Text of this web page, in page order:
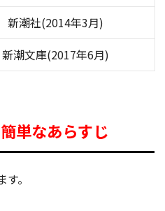
新潮社(2014年3月)
新潮文庫(2017年6月)
簡単なあらすじ
。